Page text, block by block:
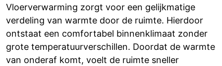
Vloerverwarming zorgt voor een gelijkmatige
verdeling van warmte door de ruimte. Hierdoor
ontstaat een comfortabel binnenklimaat zonder
grote temperatuurverschillen. Doordat de warmte
van onderaf komt, voelt de ruimte sneller